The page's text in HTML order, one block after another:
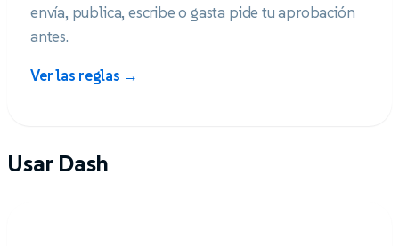
envía, publica, escribe o gasta pide tu aprobación
antes.
Ver las reglas →
Usar Dash